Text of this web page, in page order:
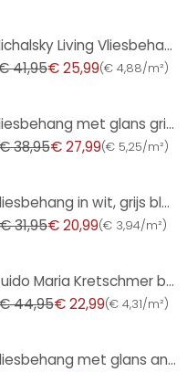
Michalsky Living Vliesbehang Dream Again
41,95€ 25,99(€ 4,88/m²)
vliesbehang met glans grijs betonlook
38,95€ 27,99(€ 5,25/m²)
Vliesbehang in wit, grijs bladmotief bladlook bloemige natuur
€ 31,95€ 20,99(€ 3,94/m²)
Guido Maria Kretschmer behang met bloemmotief Floral Glow Fashion for Walls 5 beige
44,95€ 22,99(€ 4,31/m²)
Vliesbehang met glans antraciet betonlook